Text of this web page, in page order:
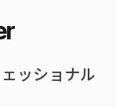
ッショナル